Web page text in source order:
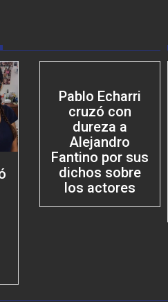
Pablo Echarri
cruzó con
dureza a
Alejandro
Fantino por sus
dichos sobre
los actores